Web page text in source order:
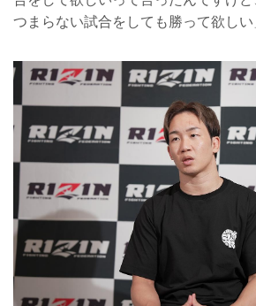
つまらない試合をしても勝って欲しい